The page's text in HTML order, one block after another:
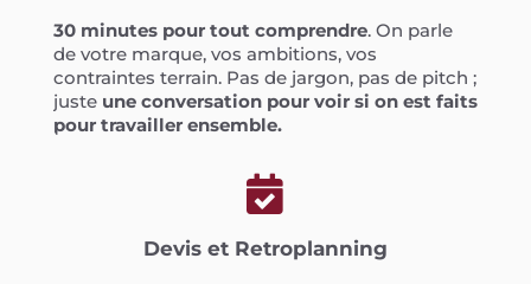
30 minutes pour tout comprendre. On parle
de votre marque, vos ambitions, vos
contraintes terrain. Pas de jargon, pas de pitch ;
juste une conversation pour voir si on est faits
pour travailler ensemble.

Devis et Retroplanning